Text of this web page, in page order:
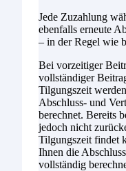
Jede Zuzahlung
ebenfalls erneute
– in der Regel wie
Bei vorzeitiger
vollständiger
Tilgungszeit
Abschluss- und
berechnet. Bereits
jedoch nicht
Tilgungszeit findet
Ihnen die
vollständig